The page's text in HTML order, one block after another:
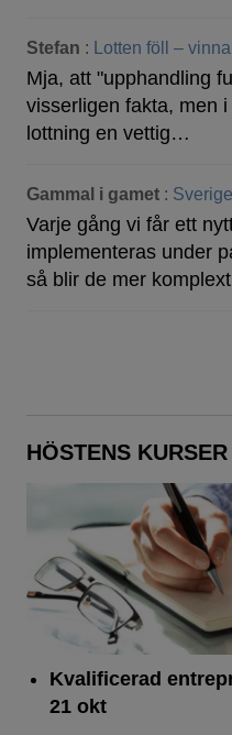
Stefan : Lotten föll –
Mja, att "upphandling
visserligen fakta, men
lottning en vettig…
Gammal i gamet :
Varje gång vi får ett
implementeras under
så blir de mer
HÖSTENS KURSER
Kvalificerad
21 okt